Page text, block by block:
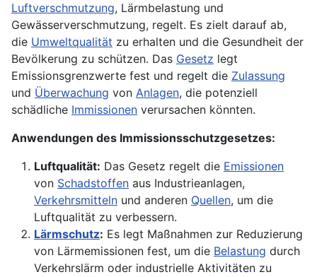
Luftverschmutzung, Lärmbelastung und
Gewässerverschmutzung, regelt. Es zielt darauf ab,
die Umweltqualität zu erhalten und die Gesundheit der
Bevölkerung zu schützen. Das Gesetz legt
Emissionsgrenzwerte fest und regelt die Zulassung
und Überwachung von Anlagen, die potenziell
schädliche Immissionen verursachen könnten.
Anwendungen des Immissionsschutzgesetzes:
Luftqualität: Das Gesetz regelt die Emissionen
von Schadstoffen aus Industrieanlagen,
Verkehrsmitteln und anderen Quellen, um die
Luftqualität zu verbessern.
Lärmschutz: Es legt Maßnahmen zur Reduzierung
von Lärmemissionen fest, um die Belastung durch
Verkehrslärm oder industrielle Aktivitäten zu